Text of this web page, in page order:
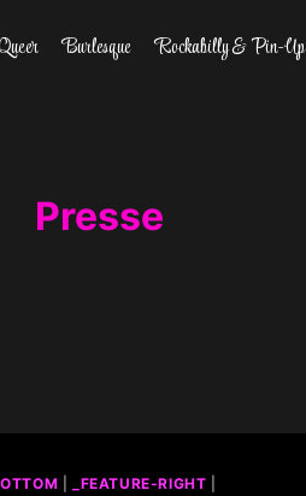
Burlesque Rockabilly & Pin-Up
Presse
_FEATURE-RIGHT